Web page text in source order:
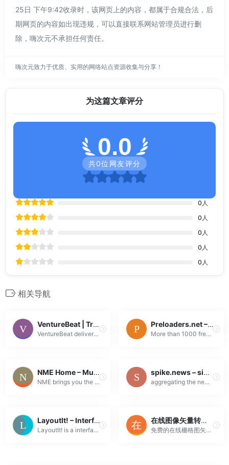
25日 下午9:42收录时，该网页上的内容，都属于合规合法，后
期网页的内容如出现违规，可以直接联系网站管理员进行删
除，嗨次元不承担任何责任。
嗨次元致力于优质、实用的网络站点资源收集与分享！
为这篇文章评分
0.0
共0位网友评分
0 人
0 人
0 人
0 人
0 人
相关导航
VentureBeat | Transformative tech coverage that matters
VentureBeat delivers news, analysis, and insights on AI, data, and security—helping business leaders stay ahead in the rapidly evolving tech landscape...
Preloaders.net – Loading GIF, SVG & APNG (AJAX loaders) generator
More than 1000 free and premium ajax loader (loading animated GIF, SVG and APNG) spinners, bars and 3D animations generator for AJAX and JQuery
NME Home – Music, Film, TV, Gaming & Pop Culture News
NME brings you the latest music and pop culture news and reviews, along with videos and galleries, band features, concert tickets, magazine, radio and...
spike.news – simple news aggregator
aggregating the news from around the web every minute
LayoutIt! – Interface Builder for CSS Grid and Bootstrap
LayoutIt! is a interface builder for CSS Grid and Bootstrap that wants to be the kick-off for your front-end developments.
在线图像矢量转换工具
免费的在线栅格图矢量转换工具。无需注册，也不需要电子邮箱。